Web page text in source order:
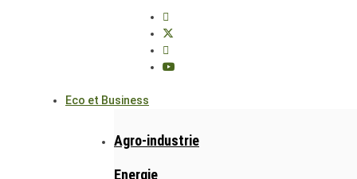
Eco et Business
Agro-industrie
Energie